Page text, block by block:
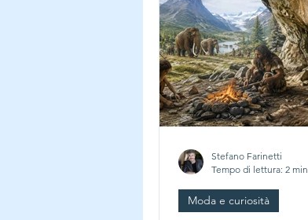
Moda e curiosità
Stefano Farinetti
Tempo di lettura: 2 min